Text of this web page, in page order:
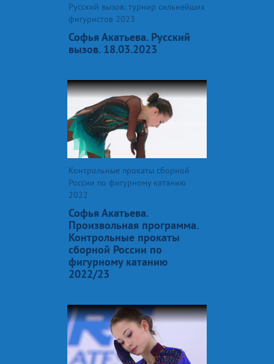
Русский вызов: турнир сильнейших
фигуристов 2023
Софья Акатьева. Русский
вызов. 18.03.2023
Контрольные прокаты сборной
России по фигурному катанию
2022
Софья Акатьева.
Произвольная программа.
Контрольные прокаты
сборной России по
фигурному катанию
2022/23